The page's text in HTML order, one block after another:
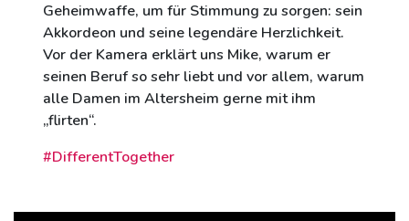
Geheimwaffe, um für Stimmung zu sorgen: sein
Akkordeon und seine legendäre Herzlichkeit.
Vor der Kamera erklärt uns Mike, warum er
seinen Beruf so sehr liebt und vor allem, warum
alle Damen im Altersheim gerne mit ihm
„flirten“.
#DifferentTogether